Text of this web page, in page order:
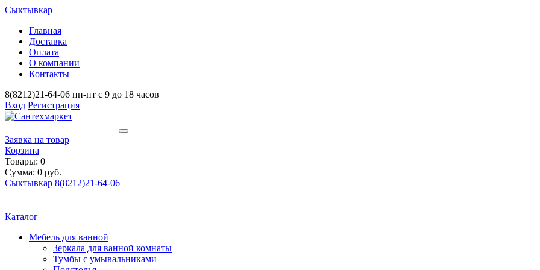
Сыктывкар
Главная
Доставка
Оплата
О компании
Контакты
8(8212)21-64-06 пн-пт с 9 до 18 часов
Вход Регистрация
Заявка на товар
Корзина
Товары: 0
Сумма: 0 руб.
Сыктывкар 8(8212)21-64-06
Каталог
Мебель для ванной
Зеркала для ванной комнаты
Тумбы с умывальниками